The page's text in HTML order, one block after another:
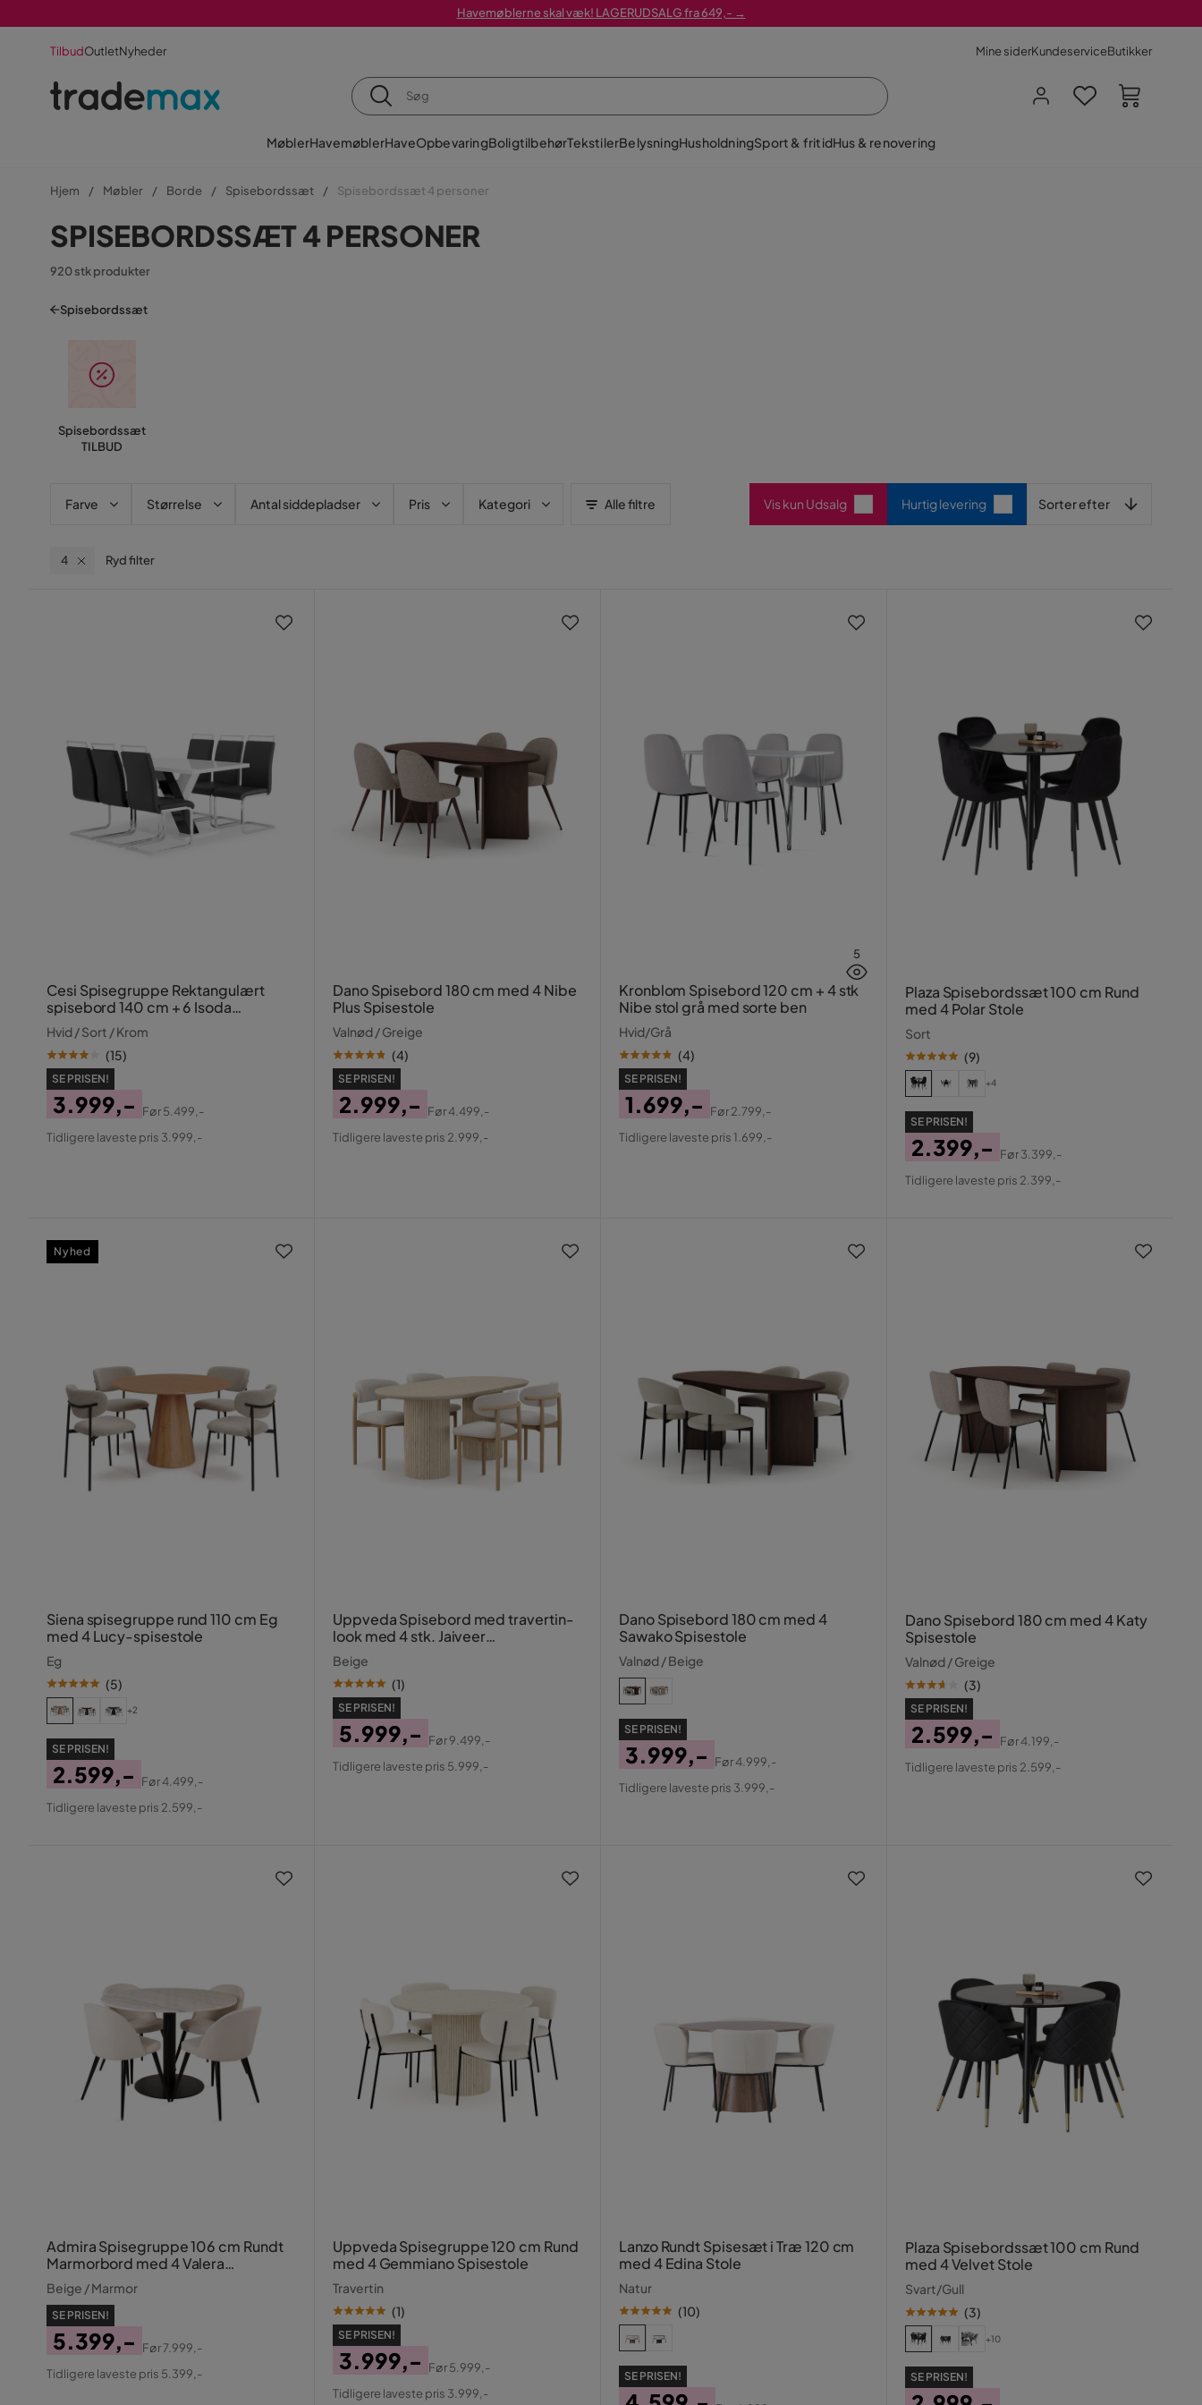
Havemøblerne skal væk! LAGERUDSALG fra 649,- →
TilbudOutletNyheder Mine siderKundeserviceButikker
MøblerHavemøblerHaveOpbevaringBoligtilbehørTekstilerBelysningHusholdningSport & fritidHus & renovering
Hjem Møbler Borde Spisebordssæt Spisebordssæt 4 personer
SPISEBORDSSÆT 4 PERSONER
920 stk produkter
Spisebordssæt
Spisebordssæt
TILBUD
Farve Størrelse Antal siddepladser Pris Kategori Alle filtre Vis kun Udsalg Hurtig levering Sorter efter
4 Ryd filter
Cesi Spisegruppe Rektangulært
spisebord 140 cm + 6 Isoda
Læderstole
Hvid / Sort / Krom
(15)
SE PRISEN!
Pris
3.999,-
Original
Før5.499,-
Tidligere laveste pris 3.999,-
Dano Spisebord 180 cm med 4 Nibe
Plus Spisestole
Valnød / Greige
(4)
SE PRISEN!
Pris
2.999,-
Original
Før4.499,-
Tidligere laveste pris 2.999,-
5
Kronblom Spisebord 120 cm + 4 stk
Nibe stol grå med sorte ben
Hvid/Grå
(4)
SE PRISEN!
Pris
1.699,-
Original
Før2.799,-
Tidligere laveste pris 1.699,-
Plaza Spisebordssæt 100 cm Rund
med 4 Polar Stole
Sort
(9)
+4
SE PRISEN!
Pris
2.399,-
Original
Før3.399,-
Tidligere laveste pris 2.399,-
Siena spisegruppe rund 110 cm Eg
med 4 Lucy-spisestole
Eg
(5)
+2
SE PRISEN!
Pris
2.599,-
Original
Før4.499,-
Tidligere laveste pris 2.599,-
Nyhed
Uppveda Spisebord med travertin-
look med 4 stk. Jaiveer
Spisebordsstole
Beige
(1)
SE PRISEN!
Pris
5.999,-
Original
Før9.499,-
Tidligere laveste pris 5.999,-
Dano Spisebord 180 cm med 4
Sawako Spisestole
Valnød / Beige
SE PRISEN!
Pris
3.999,-
Original
Før4.999,-
Tidligere laveste pris 3.999,-
Dano Spisebord 180 cm med 4 Katy
Spisestole
Valnød / Greige
(3)
SE PRISEN!
Pris
2.599,-
Original
Før4.199,-
Tidligere laveste pris 2.599,-
Admira Spisegruppe 106 cm Rundt
Marmorbord med 4 Valera
Spisestole
Beige / Marmor
SE PRISEN!
Pris
5.399,-
Original
Før7.999,-
Tidligere laveste pris 5.399,-
Uppveda Spisegruppe 120 cm Rund
med 4 Gemmiano Spisestole
Travertin
(1)
SE PRISEN!
Pris
3.999,-
Original
Før5.999,-
Tidligere laveste pris 3.999,-
Lanzo Rundt Spisesæt i Træ 120 cm
med 4 Edina Stole
Natur
(10)
SE PRISEN!
Plaza Spisebordssæt 100 cm Rund
med 4 Velvet Stole
Svart/Gull
(3)
+10
SE PRISEN!